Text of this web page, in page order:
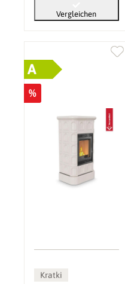
Vergleichen
A
%
Kratki